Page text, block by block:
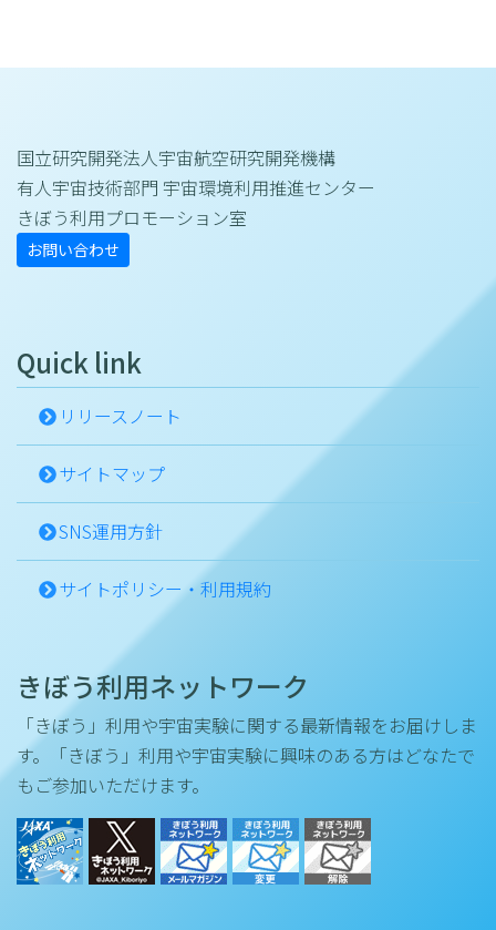
国立研究開発法人宇宙航空研究開発機構
有人宇宙技術部門 宇宙環境利用推進センター
きぼう利用プロモーション室
お問い合わせ
Quick link
リリースノート
サイトマップ
SNS運用方針
サイトポリシー・利用規約
きぼう利用ネットワーク
「きぼう」利用や宇宙実験に関する最新情報をお届けしま
す。「きぼう」利用や宇宙実験に興味のある方はどなたで
もご参加いただけます。